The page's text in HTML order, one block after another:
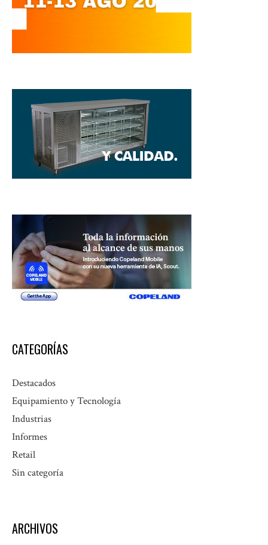
CATEGORÍAS
Destacados
Equipamiento y Tecnología
Industrias
Informes
Retail
Sin categoría
ARCHIVOS